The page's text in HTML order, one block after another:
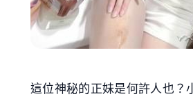
這位神秘的正妹是何許人也？